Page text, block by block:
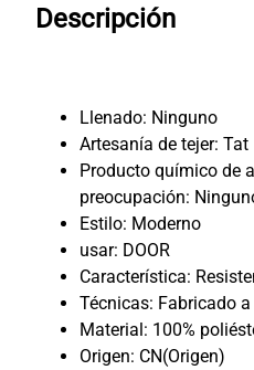
l
$
1
7
.
5
9
.
s
5
8
.
Descripción
Llenado: Ninguno
Artesanía de tejer: Tat
Producto químico de
preocupación:
Estilo: Moderno
usar: DOOR
Característica:
Técnicas: Fabricado
Material: 100%
Origen: CN(Origen)